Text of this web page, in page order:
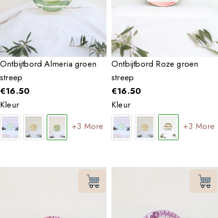
Ontbijtbord Almeria groen
streep
€16.50
Kleur
+3 More
Ontbijtbord Roze groen
streep
€16.50
Kleur
+3 More